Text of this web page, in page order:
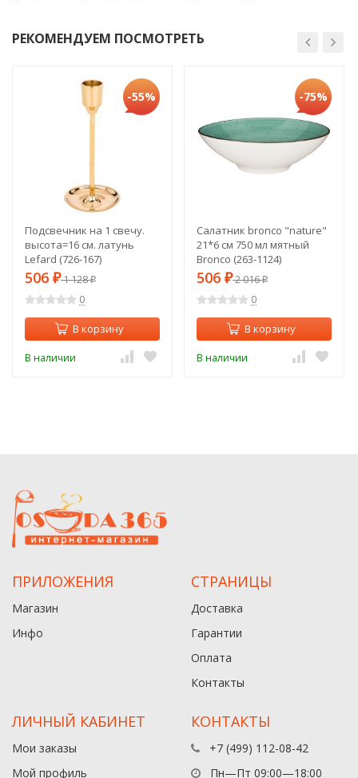
РЕКОМЕНДУЕМ ПОСМОТРЕТЬ
-55%
Подсвечник на 1 свечу.
высота=16 см. латунь
Lefard (726-167)
506 ₽1 128₽
0
В корзину
В наличии
-75%
Салатник bronco "nature"
21*6 см 750 мл мятный
Bronco (263-1124)
506 ₽2 016₽
0
В корзину
В наличии
ПРИЛОЖЕНИЯ
Магазин
Инфо
СТРАНИЦЫ
Доставка
Гарантии
Оплата
Контакты
ЛИЧНЫЙ КАБИНЕТ
Мои заказы
Мой профиль
КОНТАКТЫ
+7 (499) 112-08-42
Пн—Пт 09:00—18:00